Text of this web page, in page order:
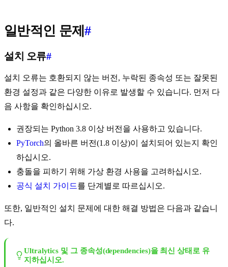
일반적인 문제#
설치 오류#
설치 오류는 호환되지 않는 버전, 누락된 종속성 또는 잘못된
환경 설정과 같은 다양한 이유로 발생할 수 있습니다. 먼저 다
음 사항을 확인하십시오.
권장되는 Python 3.8 이상 버전을 사용하고 있습니다.
PyTorch의 올바른 버전(1.8 이상)이 설치되어 있는지 확인
하십시오.
충돌을 피하기 위해 가상 환경 사용을 고려하십시오.
공식 설치 가이드를 단계별로 따르십시오.
또한, 일반적인 설치 문제에 대한 해결 방법은 다음과 같습니
다.
Ultralytics 및 그 종속성(dependencies)을 최신 상태로 유
지하십시오.